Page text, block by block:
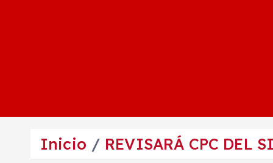
Inicio REVISARÁ CPC DEL